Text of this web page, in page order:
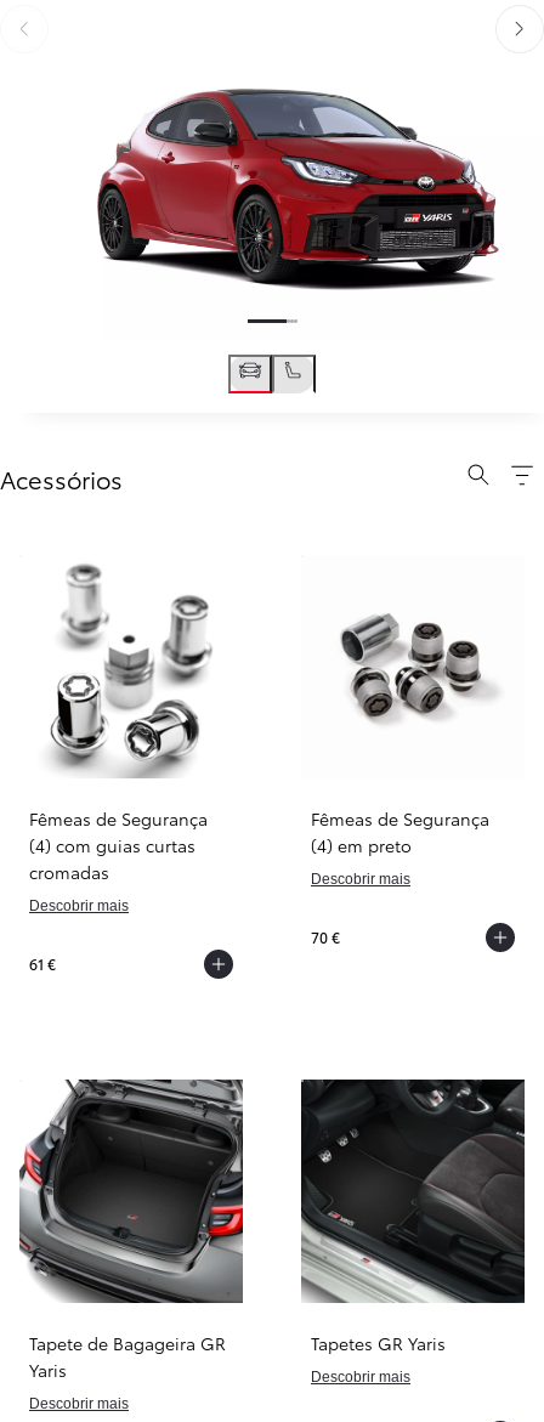
Anterior
Acessórios
Fêmeas de Segurança
(4) com guias curtas
cromadas
Descobrir mais
61 €
Fêmeas de Segurança
(4) em preto
Descobrir mais
70 €
Tapete de Bagageira GR
Yaris
Descobrir mais
Tapetes GR Yaris
Descobrir mais